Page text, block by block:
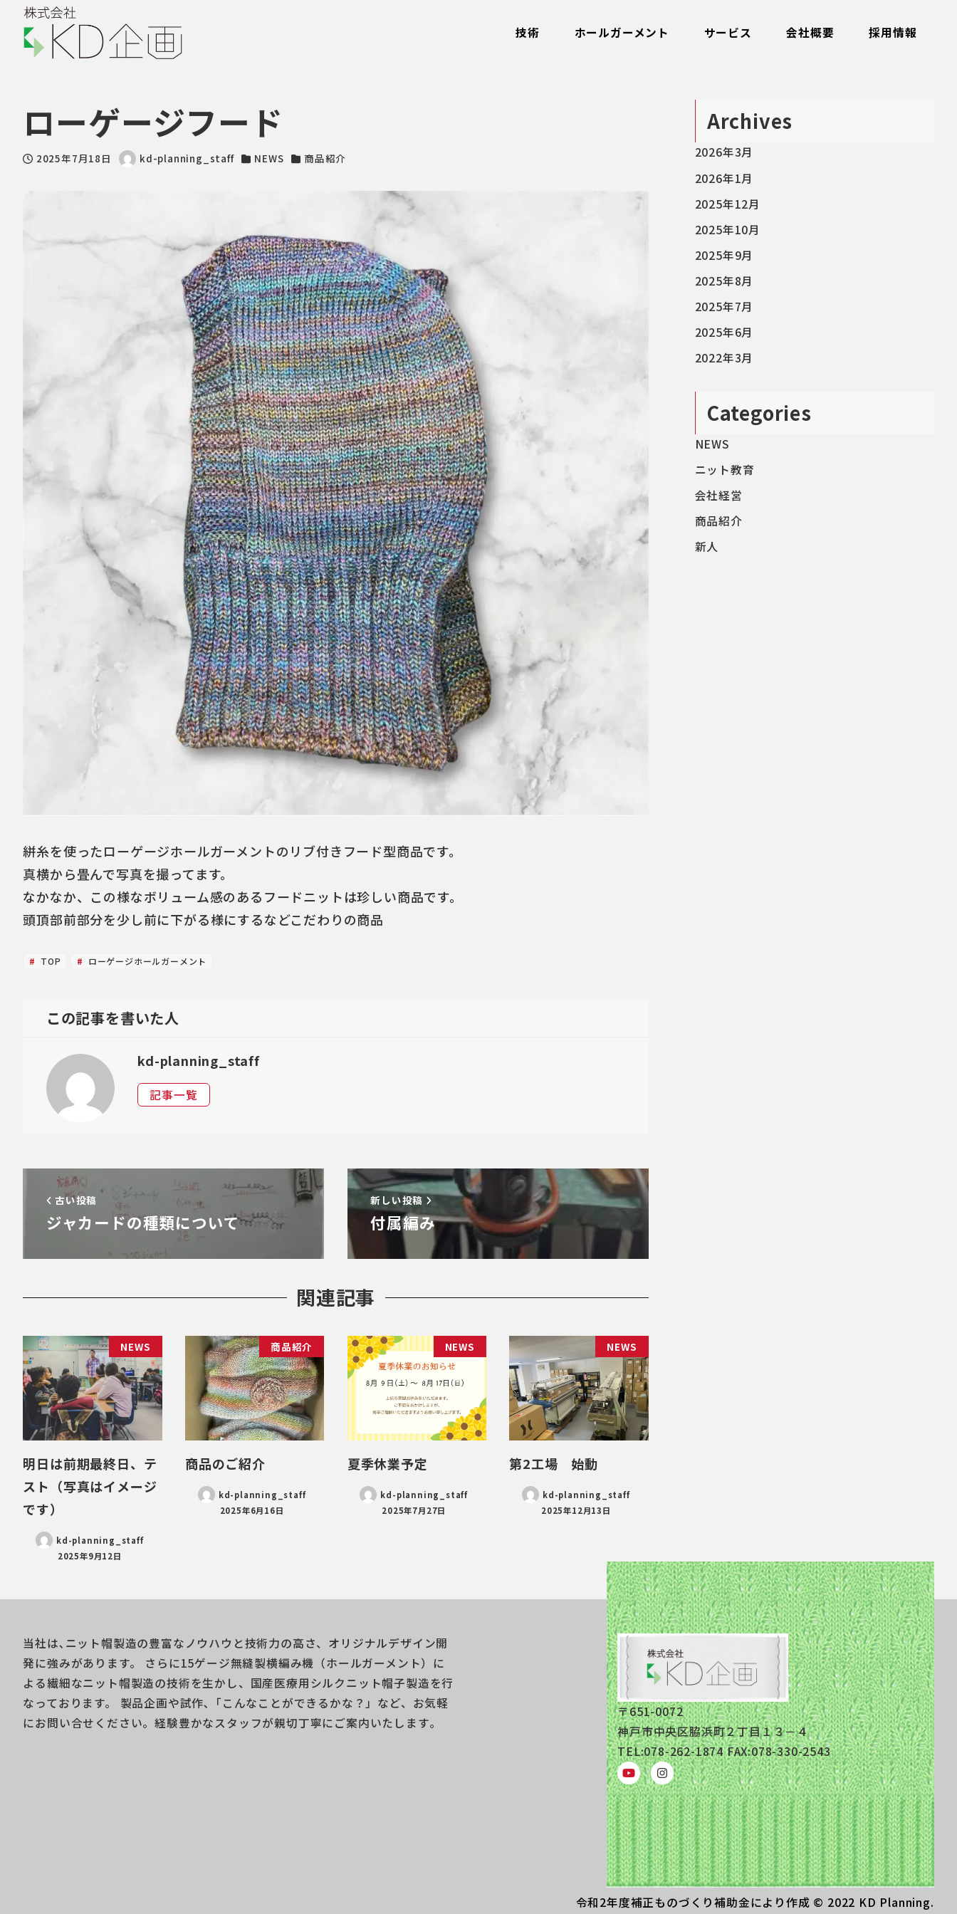
技術 ホールガーメント サービス 会社概要 採用情報
ローゲージフード
投稿日
2025年7月18日
著
kd-planning_staff
カテゴリー
NEWS
カテゴリー
商品紹介
絣糸を使ったローゲージホールガーメントのリブ付きフード型商品です。
真横から畳んで写真を撮ってます。
なかなか、この様なボリューム感のあるフードニットは珍しい商品です。
頭頂部前部分を少し前に下がる様にするなどこだわりの商品
TOP ローゲージホールガーメント
この記事を書いた人
kd-planning_staff
記事一覧
古い投稿
ジャカードの種類について
新しい投稿
付属編み
関連記事
NEWS
明日は前期最終日、テ
スト（写真はイメージ
です）
kd-planning_staff
2025年9月12日
商品紹介
商品のご紹介
kd-planning_staff
2025年6月16日
NEWS
夏季休業予定
kd-planning_staff
2025年7月27日
NEWS
第2工場 始動
kd-planning_staff
2025年12月13日
Archives
2026年3月
2026年1月
2025年12月
2025年10月
2025年9月
2025年8月
2025年7月
2025年6月
2022年3月
Categories
NEWS
ニット教育
会社経営
商品紹介
新人
当社は､ニット帽製造の豊富なノウハウと技術力の高さ、オリジナルデザイン開
発に強みがあります。 さらに15ゲージ無縫製横編み機（ホールガーメント）に
よる繊細なニット帽製造の技術を生かし、国産医療用シルクニット帽子製造を行
なっております。 製品企画や試作､「こんなことができるかな？」など、お気軽
にお問い合せください。経験豊かなスタッフが親切丁寧にご案内いたします｡
〒651-0072
神戸市中央区脇浜町２丁目１３－４
TEL:078-262-1874 FAX:078-330-2543
令和2年度補正ものづくり補助金により作成 © 2022 KD Planning.